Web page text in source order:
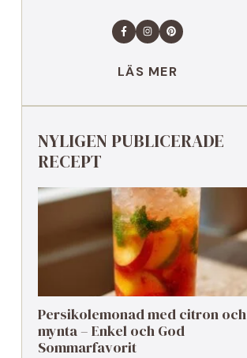
LÄS MER
NYLIGEN PUBLICERADE
RECEPT
Persikolemonad med citron och
mynta – Enkel och God
Sommarfavorit